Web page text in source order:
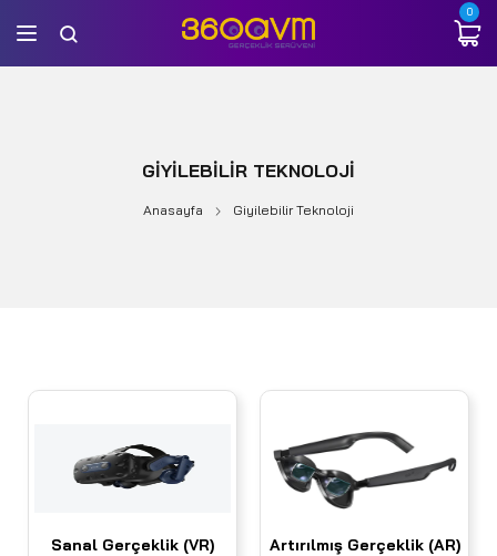
0
GIYILEBILIR TEKNOLOJI
Anasayfa Giyilebilir Teknoloji
Sanal Gerçeklik (VR)
Artırılmış Gerçeklik (AR)